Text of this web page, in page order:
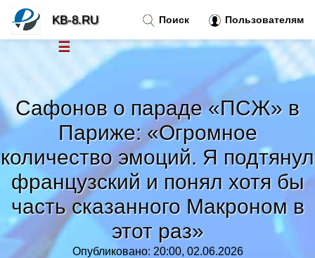
Сафонов о параде «ПСЖ» в
Париже: «Огромное
количество эмоций. Я подтянул
французский и понял хотя бы
часть сказанного Макроном в
этот раз»
Опубликовано: 20:00, 02.06.2026
Поиск Пользователям
KB-8.RU
☰
Тренды новостей»
Рубрики»
Правила
Контакт »